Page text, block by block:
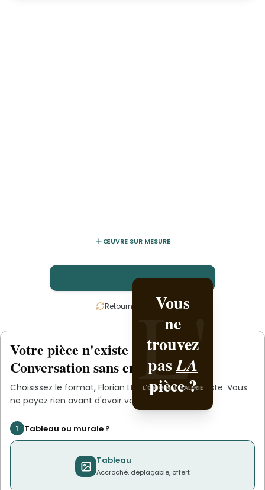
ŒUVRE SUR MESURE
L'
Vous
ne
trouvez
pasLA
pièce ?
L'ORIGINAL GALERIE
L'
Créez-
la avec
Florian
LIBER
.
L'ORIGINAL PIECE OF YOU
Retournez la carte
Votre pièce n'existe pasencore.
Conversation sans engagement.
Choisissez le format, Florian LIBERs'occupe du reste. Vous
ne payez rien avant d'avoir validé le devis.
1 Tableau ou murale ?
Tableau
Accroché, déplaçable, offert